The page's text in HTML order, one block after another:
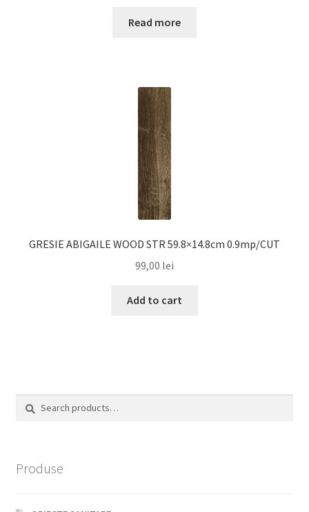
Read more
GRESIE ABIGAILE WOOD STR 59.8×14.8cm 0.9mp/CUT
99,00 lei
Add to cart
Search
Search
Produse